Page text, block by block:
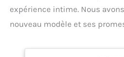
expérience intime. Nous
nouveau modèle et ses